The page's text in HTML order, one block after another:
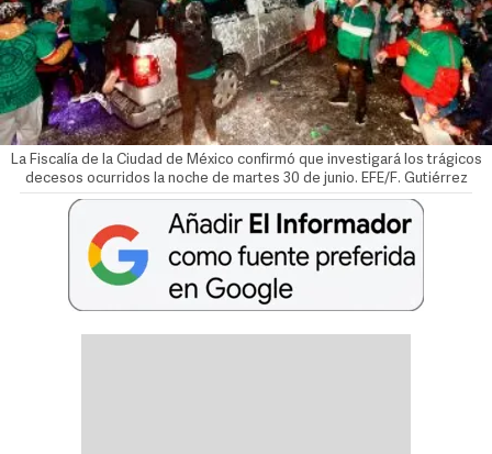
La Fiscalía de la Ciudad de México confirmó que investigará los trágicos
decesos ocurridos la noche de martes 30 de junio. EFE/F. Gutiérrez